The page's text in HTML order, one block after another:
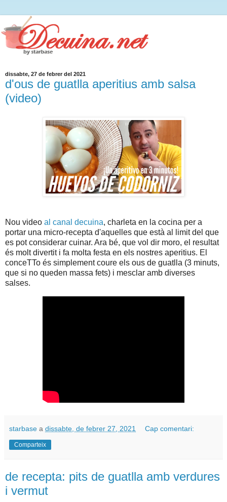
dissabte, 27 de febrer del 2021
d'ous de guatlla aperitius amb salsa
(video)
Nou video al canal decuina, charleta en la cocina per a
portar una micro-recepta d'aquelles que està al limit del que
es pot considerar cuinar. Ara bé, que vol dir moro, el resultat
és molt divertit i fa molta festa en els nostres aperitius. El
conceTTo és simplement coure els ous de guatlla (3 minuts,
que si no queden massa fets) i mesclar amb diverses
salses.
starbase a dissabte, de febrer 27, 2021 Cap comentari:
Comparteix
de recepta: pits de guatlla amb verdures
i vermut